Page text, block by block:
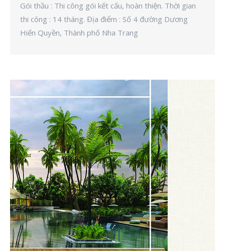
Gói thầu : Thi công gói kết cấu, hoàn thiện. Thời gian
thi công : 14 tháng. Địa điểm : Số 4 đường Dương
Hiến Quyền, Thành phố Nha Trang